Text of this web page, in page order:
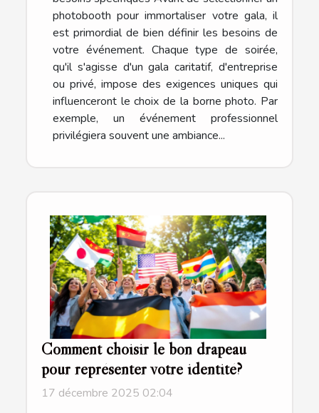
photobooth pour immortaliser votre gala, il
est primordial de bien définir les besoins de
votre événement. Chaque type de soirée,
qu'il s'agisse d'un gala caritatif, d'entreprise
ou privé, impose des exigences uniques qui
influenceront le choix de la borne photo. Par
exemple, un événement professionnel
privilégiera souvent une ambiance...
Comment choisir le bon drapeau
pour représenter votre identité?
17 décembre 2025 02:04